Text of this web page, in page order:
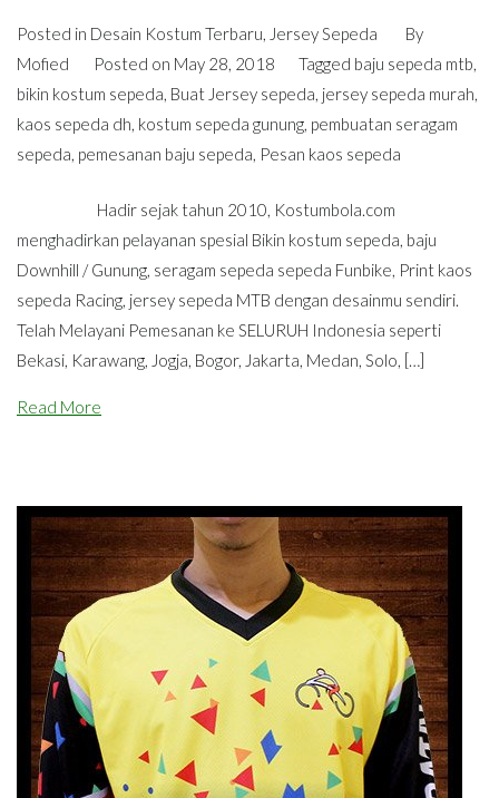
Posted in Desain Kostum Terbaru, Jersey Sepeda
By
Mofied
Posted on May 28, 2018 Tagged baju sepeda mtb,
bikin kostum sepeda, Buat Jersey sepeda, jersey sepeda murah,
kaos sepeda dh, kostum sepeda gunung, pembuatan seragam
sepeda, pemesanan baju sepeda, Pesan kaos sepeda
Hadir sejak tahun 2010, Kostumbola.com
menghadirkan pelayanan spesial Bikin kostum sepeda, baju
Downhill / Gunung, seragam sepeda sepeda Funbike, Print kaos
sepeda Racing, jersey sepeda MTB dengan desainmu sendiri.
Telah Melayani Pemesanan ke SELURUH Indonesia seperti
Bekasi, Karawang, Jogja, Bogor, Jakarta, Medan, Solo, […]
Read More